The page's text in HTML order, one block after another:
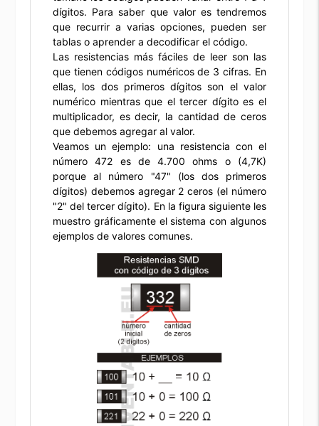
dígitos. Para saber que valor es tendremos
que recurrir a varias opciones, pueden ser
tablas o aprender a decodificar el código.
Las resistencias más fáciles de leer son las
que tienen códigos numéricos de 3 cifras. En
ellas, los dos primeros dígitos son el valor
numérico mientras que el tercer dígito es el
multiplicador, es decir, la cantidad de ceros
que debemos agregar al valor.
Veamos un ejemplo: una resistencia con el
número 472 es de 4.700 ohms o (4,7K)
porque al número "47" (los dos primeros
dígitos) debemos agregar 2 ceros (el número
"2" del tercer dígito). En la figura siguiente les
muestro gráficamente el sistema con algunos
ejemplos de valores comunes.